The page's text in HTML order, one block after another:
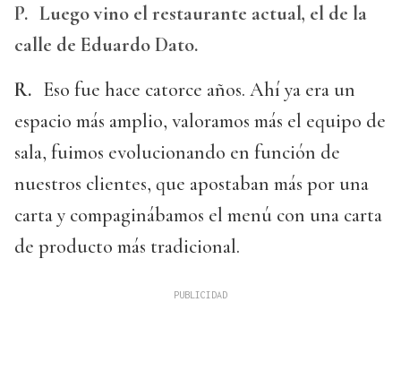
P. Luego vino el restaurante actual, el de la
calle de Eduardo Dato.
R. Eso fue hace catorce años. Ahí ya era un
espacio más amplio, valoramos más el equipo de
sala, fuimos evolucionando en función de
nuestros clientes, que apostaban más por una
carta y compaginábamos el menú con una carta
de producto más tradicional.